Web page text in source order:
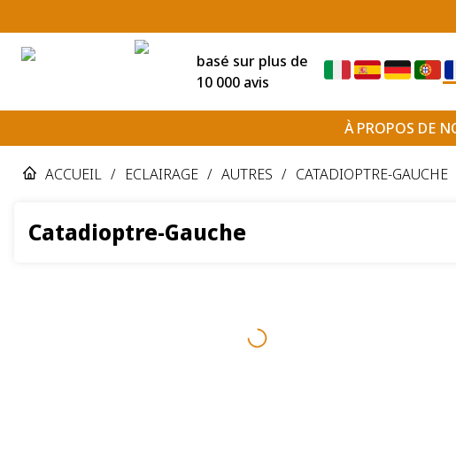
basé sur plus de
10 000 avis
À PROPOS DE
ACCUEIL / ECLAIRAGE / AUTRES / CATADIOPTRE-GAUCHE
Catadioptre-Gauche